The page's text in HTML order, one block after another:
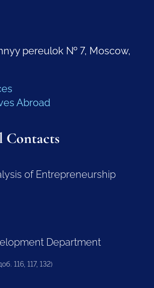
pereulok № 7, Moscow,
Abroad
of Entrepreneurship
Department
116, 117, 132)